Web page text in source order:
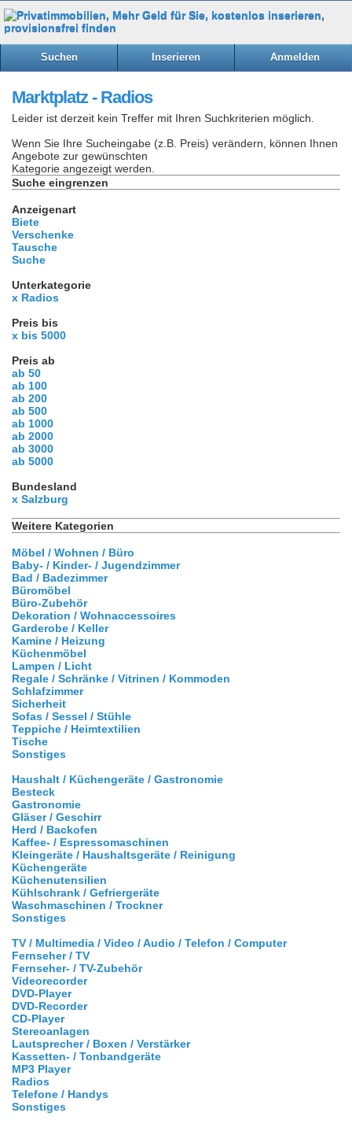
Suchen Inserieren Anmelden
Marktplatz - Radios
Leider ist derzeit kein Treffer mit Ihren Suchkriterien möglich.
Wenn Sie Ihre Sucheingabe (z.B. Preis) verändern, können Ihnen
Angebote zur gewünschten
Kategorie angezeigt werden.
Suche eingrenzen
Anzeigenart
Biete
Verschenke
Tausche
Suche
Unterkategorie
x Radios
Preis bis
x bis 5000
Preis ab
ab 50
ab 100
ab 200
ab 500
ab 1000
ab 2000
ab 3000
ab 5000
Bundesland
x Salzburg
Weitere Kategorien
Möbel / Wohnen / Büro
Baby- / Kinder- / Jugendzimmer
Bad / Badezimmer
Büromöbel
Büro-Zubehör
Dekoration / Wohnaccessoires
Garderobe / Keller
Kamine / Heizung
Küchenmöbel
Lampen / Licht
Regale / Schränke / Vitrinen / Kommoden
Schlafzimmer
Sicherheit
Sofas / Sessel / Stühle
Teppiche / Heimtextilien
Tische
Sonstiges
Haushalt / Küchengeräte / Gastronomie
Besteck
Gastronomie
Gläser / Geschirr
Herd / Backofen
Kaffee- / Espressomaschinen
Kleingeräte / Haushaltsgeräte / Reinigung
Küchengeräte
Küchenutensilien
Kühlschrank / Gefriergeräte
Waschmaschinen / Trockner
Sonstiges
TV / Multimedia / Video / Audio / Telefon / Computer
Fernseher / TV
Fernseher- / TV-Zubehör
Videorecorder
DVD-Player
DVD-Recorder
CD-Player
Stereoanlagen
Lautsprecher / Boxen / Verstärker
Kassetten- / Tonbandgeräte
MP3 Player
Radios
Telefone / Handys
Sonstiges